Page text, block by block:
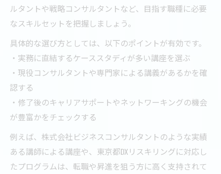
ルタントや戦略コンサルタントなど、目指す職種に必要
なスキルセットを把握しましょう。
具体的な選び方としては、以下のポイントが有効です。
・実務に直結するケーススタディが多い講座を選ぶ
・現役コンサルタントや専門家による講義があるかを確
認する
・修了後のキャリアサポートやネットワーキングの機会
が豊富かをチェックする
例えば、株式会社ビジネスコンサルタントのような実績
ある講師による講座や、東京都DXリスキリングに対応し
たプログラムは、転職や昇進を狙う方に高く支持されて